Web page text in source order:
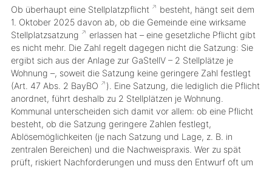
Ob überhaupt eine Stellplatzpflicht
besteht, hängt seit dem
1. Oktober 2025 davon ab, ob die Gemeinde eine wirksame
Stellplatzsatzung
erlassen hat – eine gesetzliche Pflicht gibt
es nicht mehr. Die Zahl regelt dagegen nicht die Satzung: Sie
ergibt sich aus der Anlage zur GaStellV – 2 Stellplätze je
Wohnung –, soweit die Satzung keine geringereZahl festlegt
(Art. 47 Abs. 2 BayBO
). Eine Satzung, die lediglich die Pflicht
anordnet, führt deshalb zu 2 Stellplätzen je Wohnung.
Kommunal unterscheiden sich damit vor allem: ob eine Pflicht
besteht, ob die Satzung geringere Zahlen festlegt,
Ablösemöglichkeiten (je nach Satzung und Lage, z. B. in
zentralen Bereichen) und die Nachweispraxis. Wer zu spät
prüft, riskiert Nachforderungen und muss den Entwurf oft um